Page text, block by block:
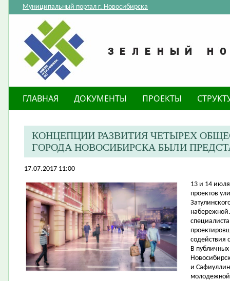
Муниципальный портал г. Новосибирска
ГЛАВНАЯ ДОКУМЕНТЫ ПРОЕКТЫ
КОНЦЕПЦИИ РАЗВИТИЯ ЧЕТЫРЕХ
ГОРОДА НОВОСИБИРСКА БЫЛИ
17.07.2017 11:00
​13 и 14
проектов
содействия
В
и
молодежной